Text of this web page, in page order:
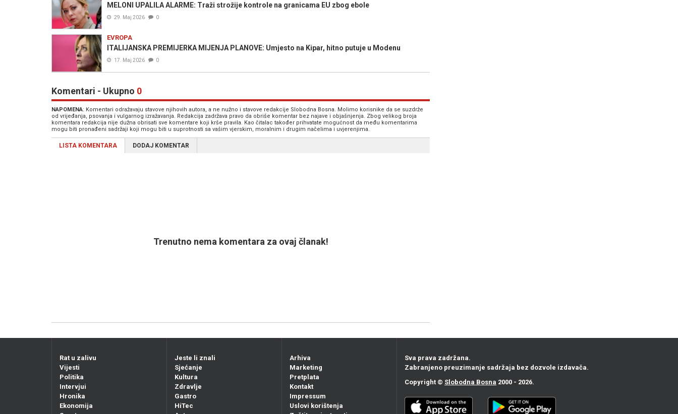
MELONI UPALILA ALARME: Traži strožije kontrole na granicama EU zbog ebole
29. Maj 2026 0
EVROPA
ITALIJANSKA PREMIJERKA MIJENJA PLANOVE: Umjesto na Kipar, hitno putuje u Modenu
17. Maj 2026 0
Komentari - Ukupno 0
NAPOMENA: Komentari odražavaju stavove njihovih autora, a ne nužno i stavove redakcije Slobodna Bosna. Molimo korisnike da se suzdrže
od vrijeđanja, psovanja i vulgarnog izražavanja. Redakcija zadržava pravo da obriše komentar bez najave i objašnjenja. Zbog velikog broja
komentara redakcija nije dužna obrisati sve komentare koji krše pravila. Kao čitalac također prihvatate mogućnost da među komentarima
mogu biti pronađeni sadržaji koji mogu biti u suprotnosti sa vašim vjerskim, moralnim i drugim načelima i uvjerenjima.
LISTA KOMENTARA DODAJ KOMENTAR
Trenutno nema komentara za ovaj članak!
Rat u zalivu
Vijesti
Politika
Intervjui
Hronika
Ekonomija
Jeste li znali
Sjećanje
Kultura
Zdravlje
Gastro
HiTec
Arhiva
Marketing
Pretplata
Kontakt
Impressum
Uslovi korištenja
Sva prava zadržana.
Zabranjeno preuzimanje sadržaja bez dozvole izdavača.
Copyright © Slobodna Bosna 2000 - 2026.